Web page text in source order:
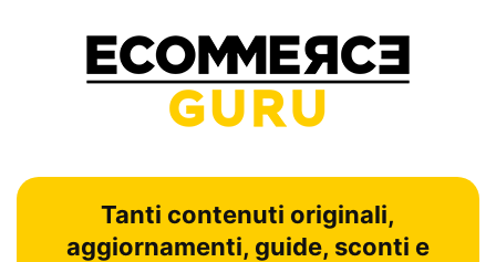
Tanti contenuti originali,
aggiornamenti, guide, sconti e